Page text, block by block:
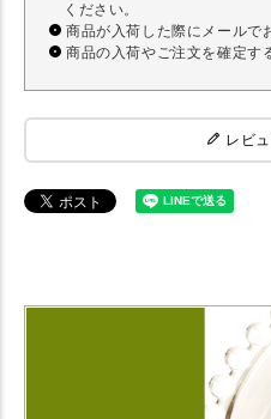
ください。
商品が入荷した際にメールで
商品の入荷やご注文を確定す
レビ